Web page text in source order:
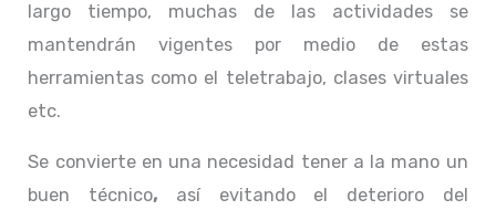
largo tiempo, muchas de las actividades se
mantendrán vigentes por medio de estas
herramientas como el teletrabajo, clases virtuales
etc.
Se convierte en una necesidad tener a la mano un
buen técnico, así evitando el deterioro del